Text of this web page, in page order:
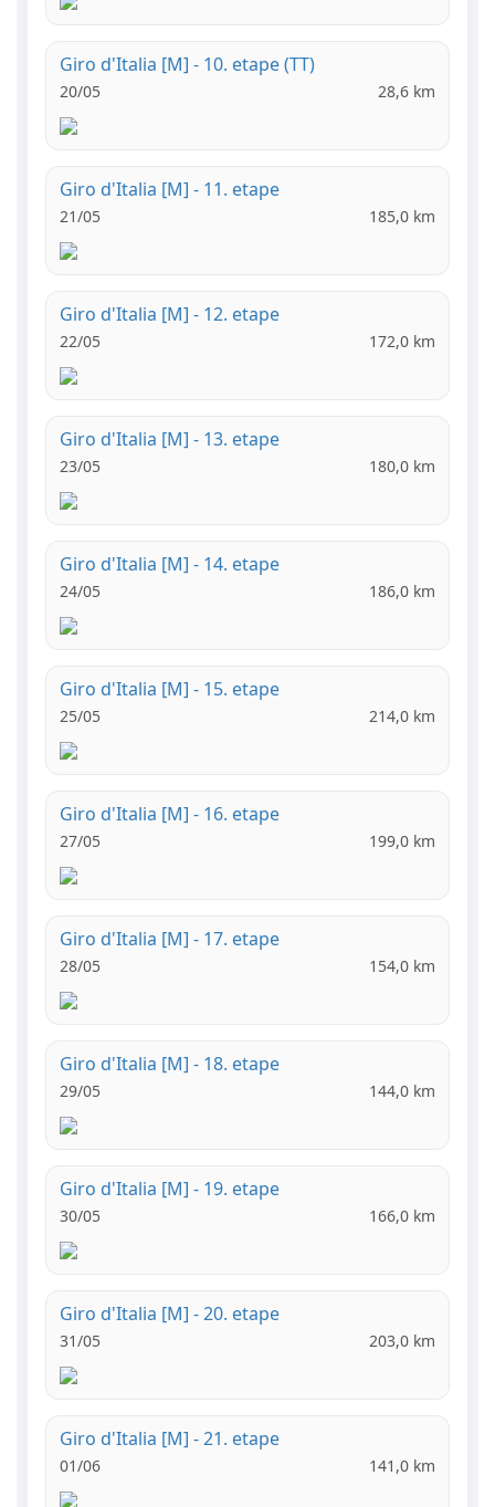
Giro d'Italia [M] - 10. etape (TT)
20/05 28,6 km
Giro d'Italia [M] - 11. etape
21/05 185,0 km
Giro d'Italia [M] - 12. etape
22/05 172,0 km
Giro d'Italia [M] - 13. etape
23/05 180,0 km
Giro d'Italia [M] - 14. etape
24/05 186,0 km
Giro d'Italia [M] - 15. etape
25/05 214,0 km
Giro d'Italia [M] - 16. etape
27/05 199,0 km
Giro d'Italia [M] - 17. etape
28/05 154,0 km
Giro d'Italia [M] - 18. etape
29/05 144,0 km
Giro d'Italia [M] - 19. etape
30/05 166,0 km
Giro d'Italia [M] - 20. etape
31/05 203,0 km
Giro d'Italia [M] - 21. etape
01/06 141,0 km